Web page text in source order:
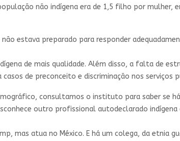
não indígena era de 1,5 filho por mulher,
estava preparado para responder
de mais qualidade. Além disso, a falta de
de preconceito e discriminação nos serviços
consultamos o instituto para saber se
outro profissional autodeclarado indígena
mas atua no México. E há um colega, da etnia